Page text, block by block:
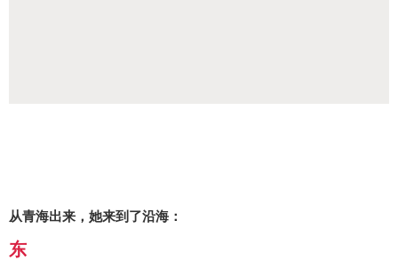
从青海出来，她来到了沿海：
东